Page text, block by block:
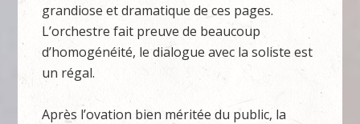
grandiose et dramatique de ces pages.
L’orchestre fait preuve de beaucoup
d’homogénéité, le dialogue avec la soliste est
un régal.
Après l’ovation bien méritée du public, la